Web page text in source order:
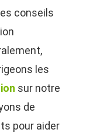
conseils
les
sur notre
de
pour aider